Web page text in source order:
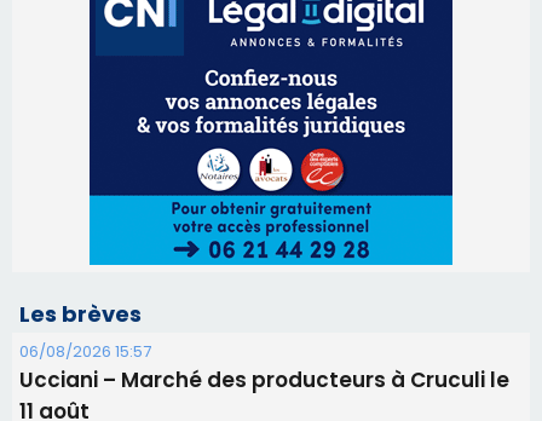
Les brèves
06/08/2026 15:57
Ucciani – Marché des producteurs à Cruculi le
11 août